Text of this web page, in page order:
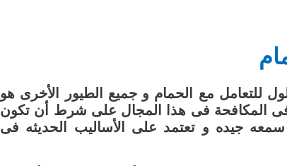
للتعامل مع الحمام و جميع الطيور الأخرى هو
المكافحة فى هذا المجال على شرط أن تكون
جيده و تعتمد على الأساليب الحديثه فى